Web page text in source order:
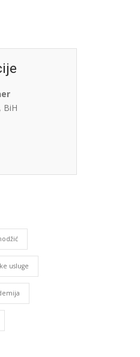
BiH
usluge